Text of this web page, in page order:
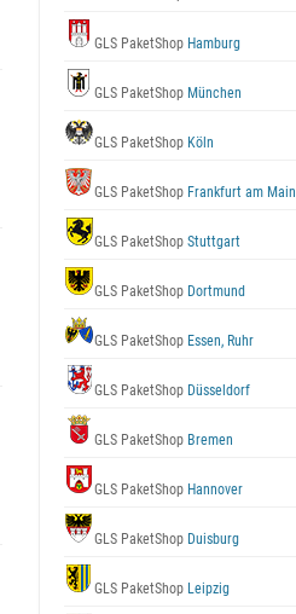
GLS PaketShop Hamburg
GLS PaketShop München
GLS PaketShop Köln
GLS PaketShop Frankfurt am Main
GLS PaketShop Stuttgart
GLS PaketShop Dortmund
GLS PaketShop Essen, Ruhr
GLS PaketShop Düsseldorf
GLS PaketShop Bremen
GLS PaketShop Hannover
GLS PaketShop Duisburg
GLS PaketShop Leipzig